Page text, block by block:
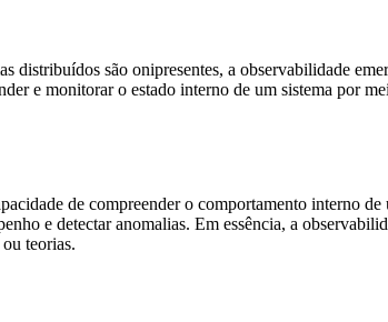
são onipresentes, a observabilidade
e monitorar o estado interno de um sistema por
de compreender o comportamento interno
e detectar anomalias. Em essência, a
teorias.